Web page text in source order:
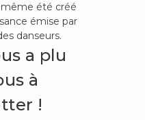
même été créé
émise par
danseurs.
a plu
à
!